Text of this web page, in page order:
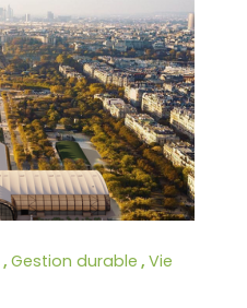
, Gestion durable , Vie